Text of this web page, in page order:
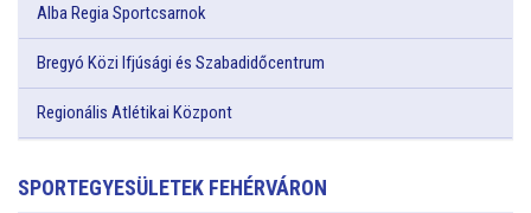
Alba Regia Sportcsarnok
Bregyó Közi Ifjúsági és Szabadidőcentrum
Regionális Atlétikai Központ
SPORTEGYESÜLETEK FEHÉRVÁRON